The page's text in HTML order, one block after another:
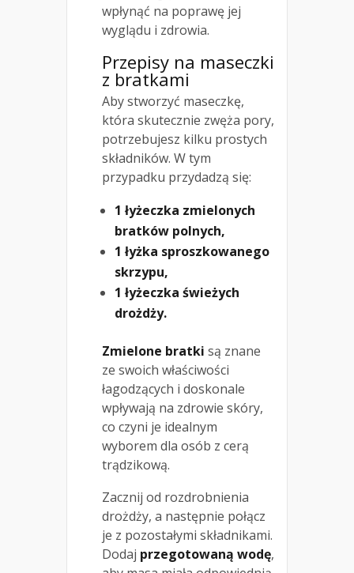
wpłynąć na poprawę jej
wyglądu i zdrowia.
Przepisy na maseczki
z bratkami
Aby stworzyć maseczkę,
która skutecznie zwęża pory,
potrzebujesz kilku prostych
składników. W tym
przypadku przydadzą się:
1 łyżeczka zmielonych
bratków polnych,
1 łyżka sproszkowanego
skrzypu,
1 łyżeczka świeżych
drożdży.
Zmielone bratki są znane
ze swoich właściwości
łagodzących i doskonale
wpływają na zdrowie skóry,
co czyni je idealnym
wyborem dla osób z cerą
trądzikową.
Zacznij od rozdrobnienia
drożdży, a następnie połącz
je z pozostałymi składnikami.
Dodaj przegotowaną wodę,